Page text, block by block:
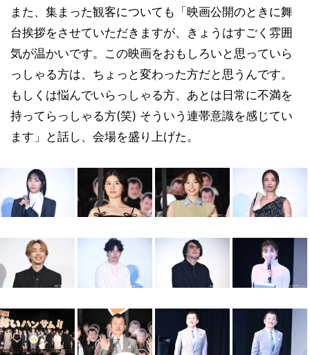
また、集まった観客についても「映画公開のときに舞
台挨拶をさせていただきますが、きょうはすごく雰囲
気が温かいです。この映画をおもしろいと思っていら
っしゃる方は、ちょっと変わった方だと思うんです。
もしくは悩んでいらっしゃる方、あとは日常に不満を
持ってらっしゃる方(笑) そういう連帯意識を感じてい
ます」と話し、会場を盛り上げた。